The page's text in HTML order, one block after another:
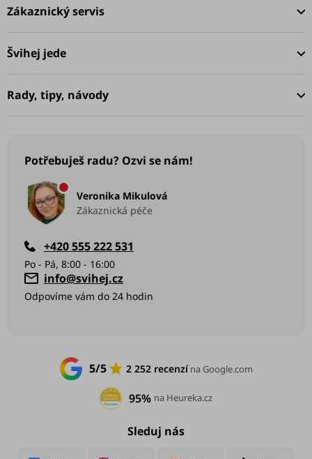
á
p
a
Zákaznický servis
Švihej jede
Rady, tipy, návody
Potřebuješ radu? Ozvi se nám!
Veronika Mikulová
Zákaznická péče
info@svihej.cz
+420 555 222 531
Sleduj nás
5/5 2 252 recenzína Google.com
95% na Heureka.cz